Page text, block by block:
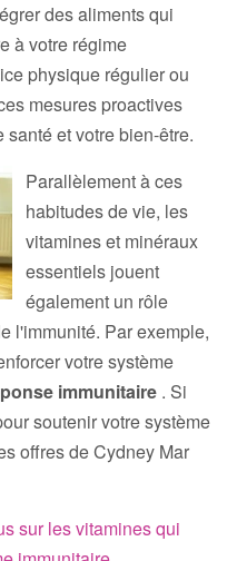
des aliments qui
à votre régime
physique régulier ou
mesures proactives
et votre bien-être.
Parallèlement à ces
habitudes de vie, les
vitamines et minéraux
essentiels jouent
également un rôle
l'immunité. Par exemple,
votre système
immunitaire . Si
soutenir votre système
offres de Cydney Mar
sur les vitamines qui